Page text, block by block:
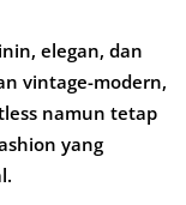
elegan, dan
vintage-modern,
namun tetap
yang